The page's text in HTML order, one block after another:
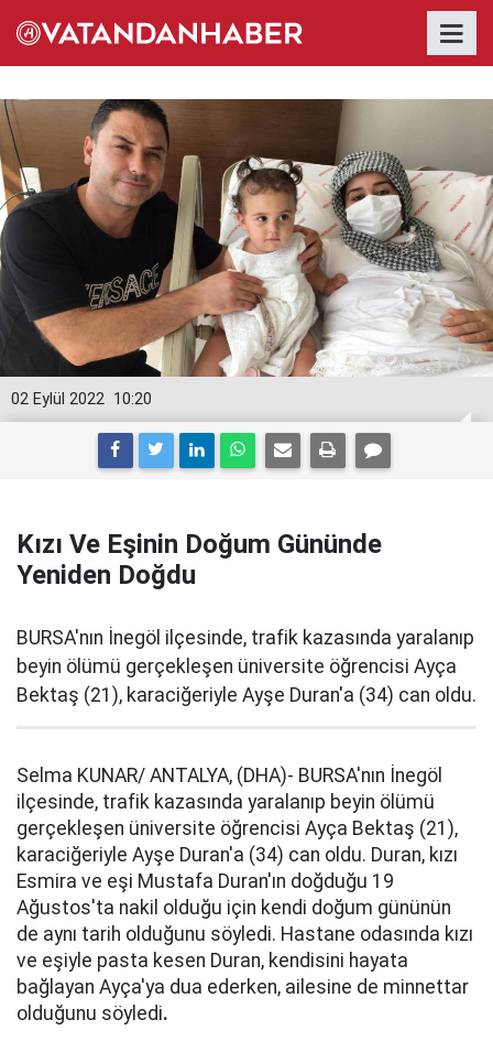
10:20
02 Eylül 2022
Kızı Ve Eşinin Doğum Gününde
Yeniden Doğdu
BURSA'nın İnegöl ilçesinde, trafik kazasında yaralanıp
beyin ölümü gerçekleşen üniversite öğrencisi Ayça
Bektaş (21), karaciğeriyle Ayşe Duran'a (34) can oldu.
Selma KUNAR/ ANTALYA, (DHA)- BURSA'nın İnegöl
ilçesinde, trafik kazasında yaralanıp beyin ölümü
gerçekleşen üniversite öğrencisi Ayça Bektaş (21),
karaciğeriyle Ayşe Duran'a (34) can oldu. Duran, kızı
Esmira ve eşi Mustafa Duran'ın doğduğu 19
Ağustos'ta nakil olduğu için kendi doğum gününün
de aynı tarih olduğunu söyledi. Hastane odasında kızı
ve eşiyle pasta kesen Duran, kendisini hayata
bağlayan Ayça'ya dua ederken, ailesine de minnettar
olduğunu söyledi.